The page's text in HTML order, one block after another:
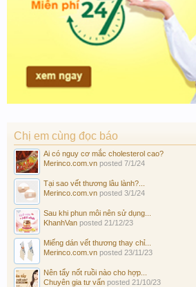
Chị em cùng đọc báo
Ai có nguy cơ mắc cholesterol cao?
Merinco.com.vn posted 7/1/24
Tại sao vết thương lâu lành?...
Merinco.com.vn posted 3/1/24
Sau khi phun môi nên sử dụng...
KhanhVan posted 21/12/23
Miếng dán vết thương thay chỉ...
Merinco.com.vn posted 23/11/23
Nên tẩy nốt ruồi nào cho hợp...
Chuyên gia tư vấn posted 21/10/23